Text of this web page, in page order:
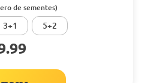
de sementes)
3+1 5+2